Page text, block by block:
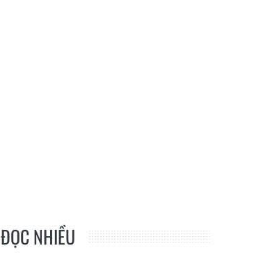
ĐỌC NHIỀU